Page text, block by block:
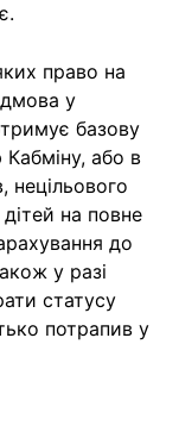
право на
у
базову
або в
нецільового
на повне
до
у разі
статусу
потрапив у